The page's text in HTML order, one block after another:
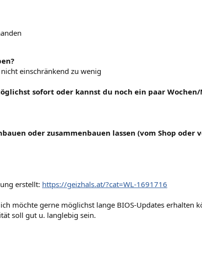
einschränkend zu wenig
sofort oder kannst du noch ein paar
oder zusammenbauen lassen (vom Shop oder
erstellt: https://geizhals.at/?cat=WL-1691716
möchte gerne möglichst lange BIOS-Updates erhalten
soll gut u. langlebig sein.